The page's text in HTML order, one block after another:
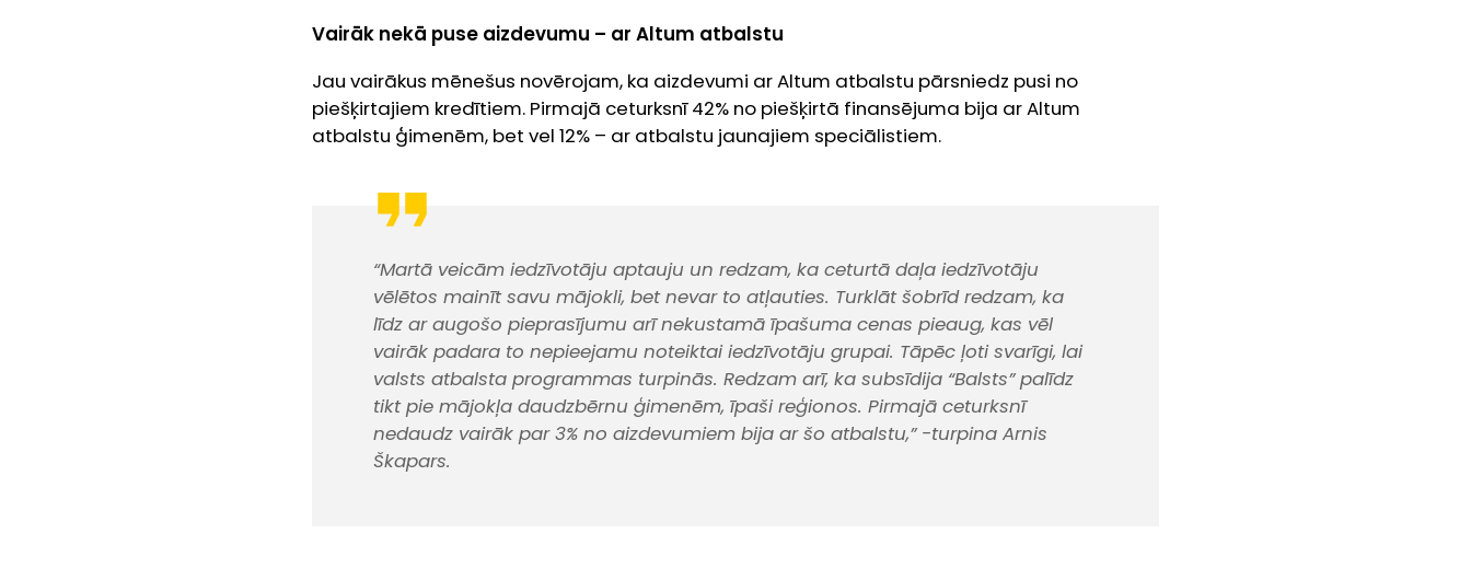
Vairāk nekā puse aizdevumu – ar Altum atbalstu
Jau vairākus mēnešus novērojam, ka aizdevumi ar Altum atbalstu pārsniedz pusi no
piešķirtajiem kredītiem. Pirmajā ceturksnī 42% no piešķirtā finansējuma bija ar Altum
atbalstu ģimenēm, bet vel 12% – ar atbalstu jaunajiem speciālistiem.
“Martā veicām iedzīvotāju aptauju un redzam, ka ceturtā daļa iedzīvotāju
vēlētos mainīt savu mājokli, bet nevar to atļauties. Turklāt šobrīd redzam, ka
līdz ar augošo pieprasījumu arī nekustamā īpašuma cenas pieaug, kas vēl
vairāk padara to nepieejamu noteiktai iedzīvotāju grupai. Tāpēc ļoti svarīgi, lai
valsts atbalsta programmas turpinās. Redzam arī, ka subsīdija “Balsts” palīdz
tikt pie mājokļa daudzbērnu ģimenēm, īpaši reģionos. Pirmajā ceturksnī
nedaudz vairāk par 3% no aizdevumiem bija ar šo atbalstu,” -turpina Arnis
Škapars.